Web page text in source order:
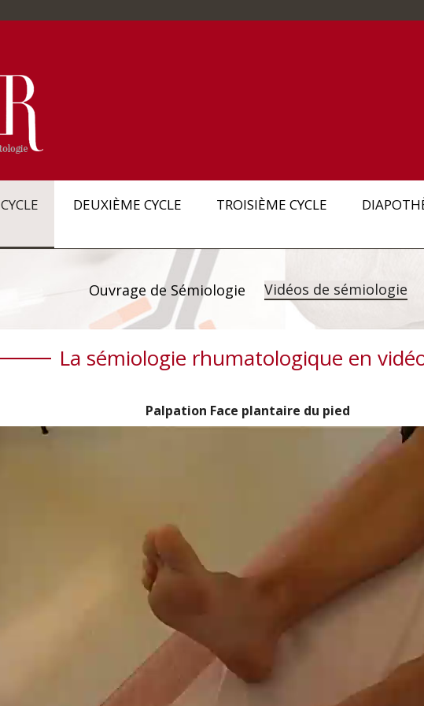
DEUXIÈME CYCLE TROISIÈME CYCLE
Ouvrage de Sémiologie Vidéos de sémiologie
La sémiologie rhumatologique en
Palpation Face plantaire du pied